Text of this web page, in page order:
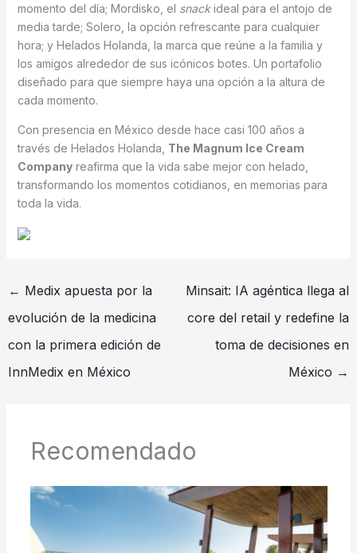
momento del día; Mordisko, el snackideal para el antojo de
media tarde; Solero, la opción refrescante para cualquier
hora; y Helados Holanda, la marca que reúne a la familia y
los amigos alrededor de sus icónicos botes. Un portafolio
diseñado para que siempre haya una opción a la altura de
cada momento.
Con presencia en México desde hace casi 100 años a
través de Helados Holanda, The Magnum Ice Cream
Companyreafirma que la vida sabe mejor con helado,
transformando los momentos cotidianos, en memorias para
toda la vida.
← Medix apuesta por la
evolución de la medicina
con la primera edición de
InnMedix en México
Minsait: IA agéntica llega al
core del retail y redefine la
toma de decisiones en
México →
Recomendado